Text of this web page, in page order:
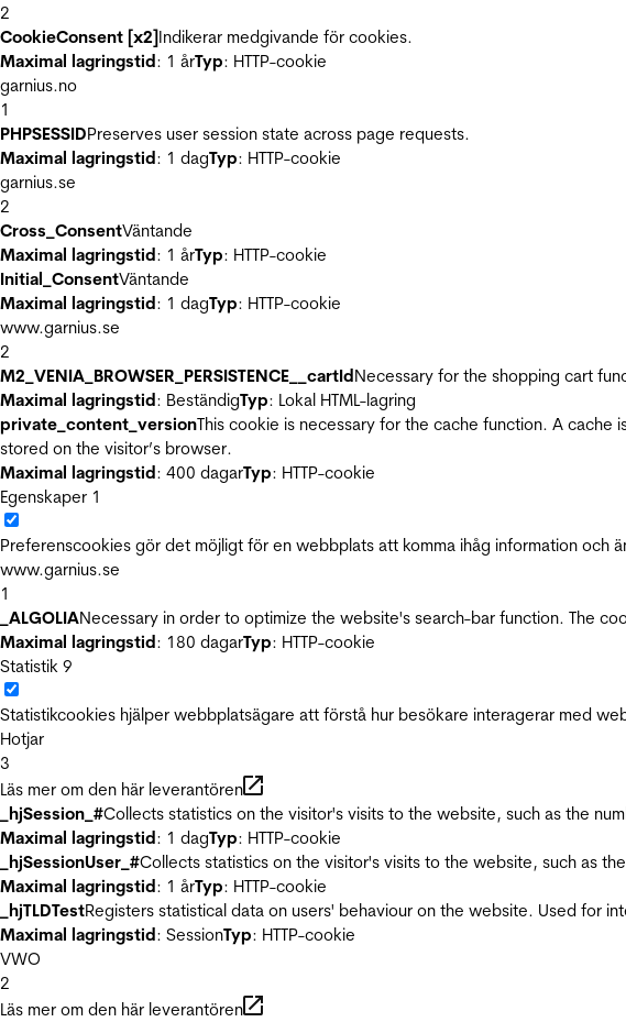
2
CookieConsent [x2]Indikerar medgivande för cookies.
Maximal lagringstid: 1 årTyp: HTTP-cookie
garnius.no
1
PHPSESSIDPreserves user session state across page requests.
Maximal lagringstid: 1 dagTyp: HTTP-cookie
garnius.se
2
Cross_ConsentVäntande
Maximal lagringstid: 1 årTyp: HTTP-cookie
Initial_ConsentVäntande
Maximal lagringstid: 1 dagTyp: HTTP-cookie
www.garnius.se
2
M2_VENIA_BROWSER_PERSISTENCE__cartIdNecessary for the shopping cart
Maximal lagringstid: BeständigTyp: Lokal HTML-lagring
private_content_versionThis cookie is necessary for the cache function. A
stored on the visitor’s browser.
Maximal lagringstid: 400 dagarTyp: HTTP-cookie
Egenskaper 1
Preferenscookies gör det möjligt för en webbplats att komma ihåg information
www.garnius.se
1
_ALGOLIANecessary in order to optimize the website's search-bar function. The
Maximal lagringstid: 180 dagarTyp: HTTP-cookie
Statistik 9
Statistikcookies hjälper webbplatsägare att förstå hur besökare interagerar med
Hotjar
3
Läs mer om den här leverantören
_hjSession_#Collects statistics on the visitor's visits to the website, such as the
Maximal lagringstid: 1 dagTyp: HTTP-cookie
_hjSessionUser_#Collects statistics on the visitor's visits to the website, such as
Maximal lagringstid: 1 årTyp: HTTP-cookie
_hjTLDTestRegisters statistical data on users' behaviour on the website. Used for
Maximal lagringstid: SessionTyp: HTTP-cookie
VWO
2
Läs mer om den här leverantören